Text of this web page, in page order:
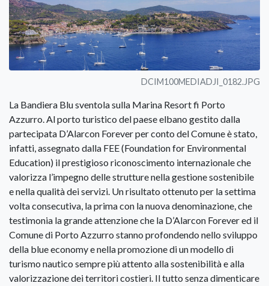
DCIM100MEDIADJI_0182.JPG
La Bandiera Blu sventola sulla Marina Resort fi Porto
Azzurro. Al porto turistico del paese elbano gestito dalla
partecipata D’Alarcon Forever per conto del Comune è stato,
infatti, assegnato dalla FEE (Foundation for Environmental
Education) il prestigioso riconoscimento internazionale che
valorizza l’impegno delle strutture nella gestione sostenibile
e nella qualità dei servizi. Un risultato ottenuto per la settima
volta consecutiva, la prima con la nuova denominazione, che
testimonia la grande attenzione che la D’Alarcon Forever ed il
Comune di Porto Azzurro stanno profondendo nello sviluppo
della blue economy e nella promozione di un modello di
turismo nautico sempre più attento alla sostenibilità e alla
valorizzazione dei territori costieri. Il tutto senza dimenticare